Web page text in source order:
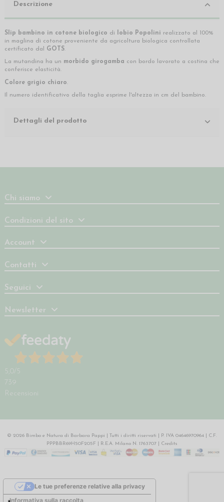
Descrizione
Slip bambino in cotone biologico di Iobio Popolini realizzato al 100%
in maglina di cotone proveniente da agricoltura biologica controllata
certificato dal GOTS.
La mutandina ha un morbido girogamba con bordo lavorato a costina che
conferisce elasticità.
Colore grigio chiaro.
Il numero identificativo della taglia esprime l'altezza in cm del bambino.
Dettagli del prodotto
Chi siamo
Condizioni del sito
Account
Contatti
Seguici
Newsletter
5,0 /5
739
Recensioni
© 2026 Bimbo e Natura di Barbara Pappi | Tutti i diritti riservati | P. IVA 04646970964 | C.F.
PPPBBR69H50F205F | R.E.A. Milano N. 1763707 | Credits
Informativa sulla raccolta
Le tue preferenze relative alla privacy